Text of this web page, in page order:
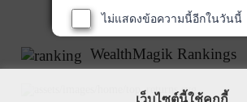
WealthMagik Rankings
ไม่แสดงข้อความนี้อีกในวันนี้
เว็บไซต์นี้ใช้คุกกี้